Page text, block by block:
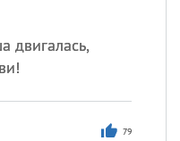
двигалась,
79